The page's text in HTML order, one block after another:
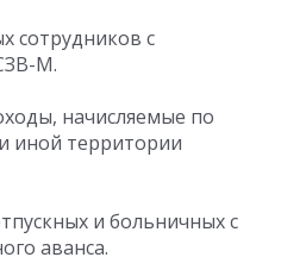
сотрудников с
М.
начисляемые по
иной территории
и больничных с
аванса.